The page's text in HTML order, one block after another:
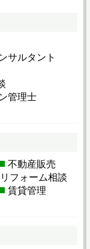
サルタント
管理士
不動産販売
フォーム相談
賃貸管理